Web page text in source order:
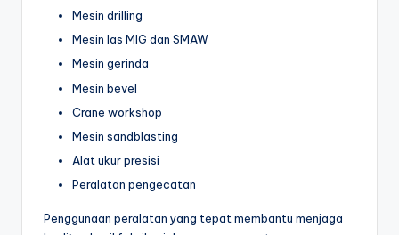
Mesin drilling
Mesin las MIG dan SMAW
Mesin gerinda
Mesin bevel
Crane workshop
Mesin sandblasting
Alat ukur presisi
Peralatan pengecatan
Penggunaan peralatan yang tepat membantu menjaga